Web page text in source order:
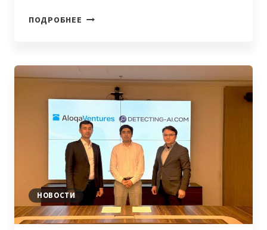
ПОДРОБНЕЕ КАК
СТРАНЕ
ЕСТЬ,
ТОЛЬКО
ДОСТУЧАТЬСЯ»,
—
КАК
ALOQAVENTURES
ПОМОГАЕТ
СТАРТАПАМ
РАСТИ
НОВОСТИ